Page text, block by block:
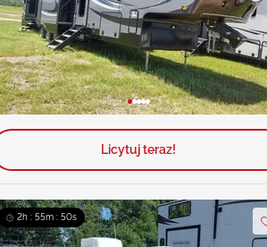
Licytuj teraz!
2h : 55m : 49s